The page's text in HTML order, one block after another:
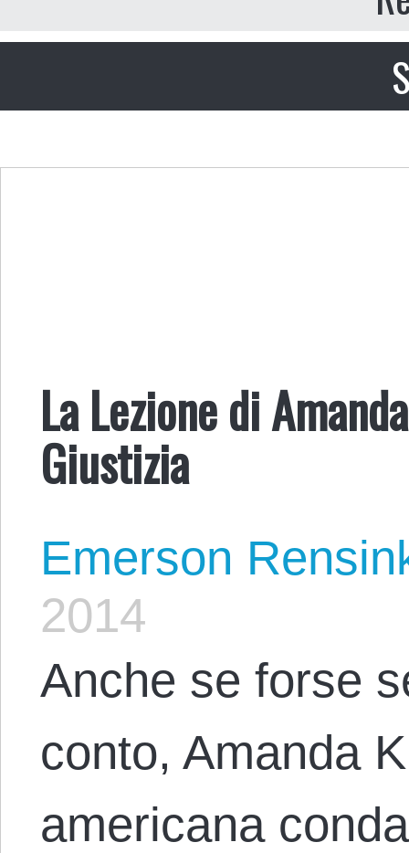
La Lezione di
Giustizia
Emerson
2014
Anche se forse
conto, Amanda
americana